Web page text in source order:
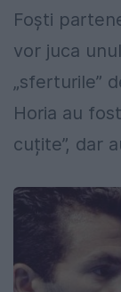
Foști
vor juca
„sferturile”
Horia au
cuțite”, dar